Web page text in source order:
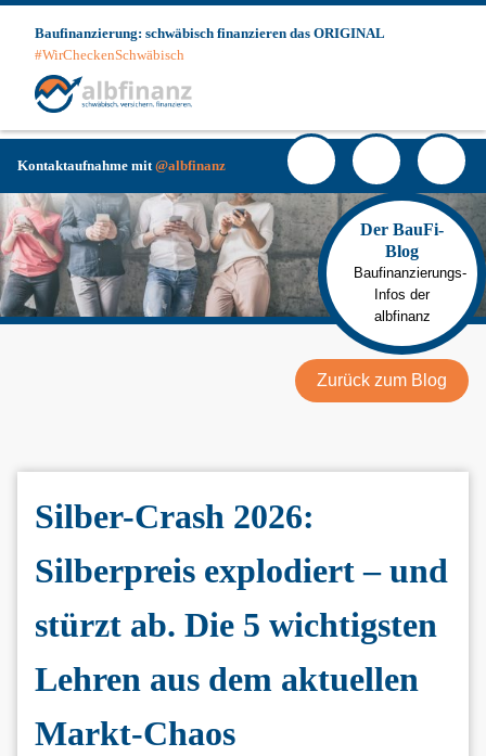
Baufinanzierung: schwäbisch finanzieren das ORIGINAL
#WirCheckenSchwäbisch
Login
Der BauFi-
Blog
Baufinanzierungs-
Infos der
albfinanz
Zurück zum Blog
Silber-Crash 2026:
Silberpreis explodiert – und
stürzt ab. Die 5 wichtigsten
Lehren aus dem aktuellen
Markt-Chaos
Kontaktaufnahme mit@albfinanz